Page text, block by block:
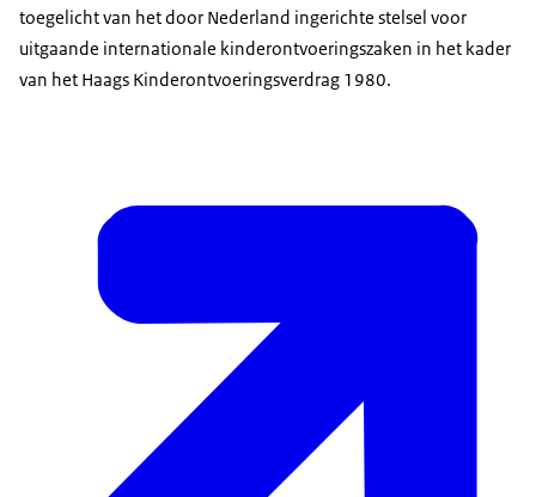
toegelicht van het door Nederland ingerichte stelsel voor
uitgaande internationale kinderontvoeringszaken in het kader
van het Haags Kinderontvoeringsverdrag 1980.